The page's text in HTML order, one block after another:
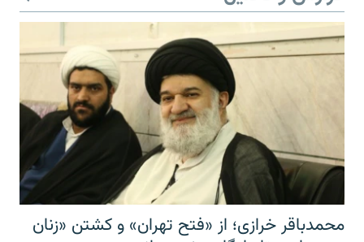
محمدباقر خرازی؛ از «فتح تهران» و کشتن «زنان